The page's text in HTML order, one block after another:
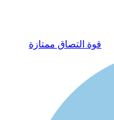
قوة التصاق ممتازة